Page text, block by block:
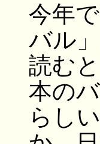
今年
バル」
読む
本の
らし